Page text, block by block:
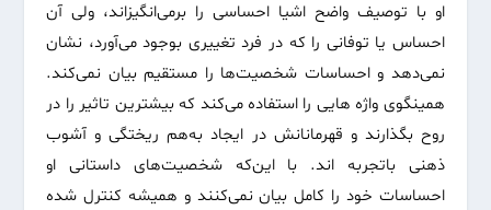
او با توصیف واضح اشیا احساسی را برمی‌انگیزاند، ولی آن
احساس یا توفانی را که در فرد تغییری بوجود می‌آورد، نشان
نمی‌دهد و احساسات شخصیت‌ها را مستقیم بیان نمی‌کند.
همینگوی واژه هایی را استفاده می‌کند که بیشترین تاثیر را در
روح بگذارند و قهرمانانش در ایجاد به‌هم ریختگی و آشوب
ذهنی باتجربه اند. با این‌که شخصیت‌های داستانی او
احساسات خود را کامل بیان نمی‌کنند و همیشه کنترل شده